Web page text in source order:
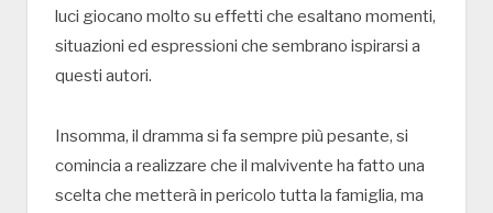
luci giocano molto su effetti che esaltano momenti,
situazioni ed espressioni che sembrano ispirarsi a
questi autori.
Insomma, il dramma si fa sempre più pesante, si
comincia a realizzare che il malvivente ha fatto una
scelta che metterà in pericolo tutta la famiglia, ma